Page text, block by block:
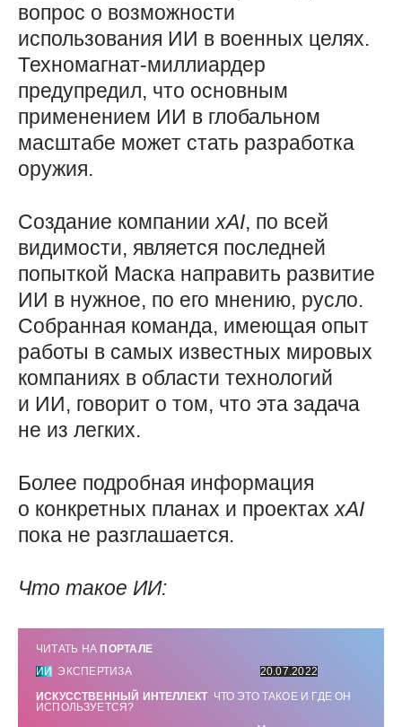
вопрос о возможности
использования ИИ в военных целях.
Техномагнат-миллиардер
предупредил, что основным
применением ИИ в глобальном
масштабе может стать разработка
оружия.
Создание компании xAI, по всей
видимости, является последней
попыткой Маска направить развитие
ИИ в нужное, по его мнению, русло.
Собранная команда, имеющая опыт
работы в самых известных мировых
компаниях в области технологий
и ИИ, говорит о том, что эта задача
не из легких.
Более подробная информация
о конкретных планах и проектах xAI
пока не разглашается.
Что такое ИИ:
ЧИТАТЬ НА ПОРТАЛЕ
ИИ
ЭКСПЕРТИЗА
20.07.2022
ИСКУССТВЕННЫЙ ИНТЕЛЛЕКТ ЧТО ЭТО ТАКОЕ И ГДЕ ОН
ИСПОЛЬЗУЕТСЯ?